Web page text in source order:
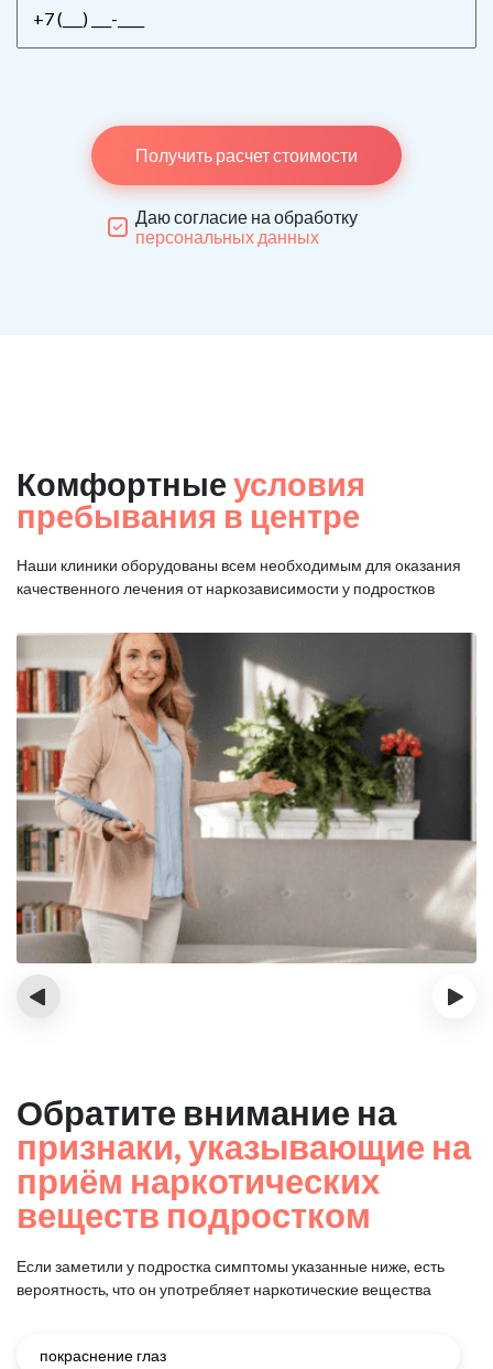
Получить расчет стоимости
Даю согласие на обработку
персональных данных
Комфортные условия
пребывания в центре
Наши клиники оборудованы всем необходимым для оказания
качественного лечения от наркозависимости у подростков
‹ ›
Обратите внимание на
признаки, указывающие на
приём наркотических
веществ подростком
Если заметили у подростка симптомы указанные ниже, есть
вероятность, что он употребляет наркотические вещества
покраснение глаз